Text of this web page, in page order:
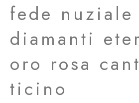
fede nuziale
diamanti
oro rosa
ticino